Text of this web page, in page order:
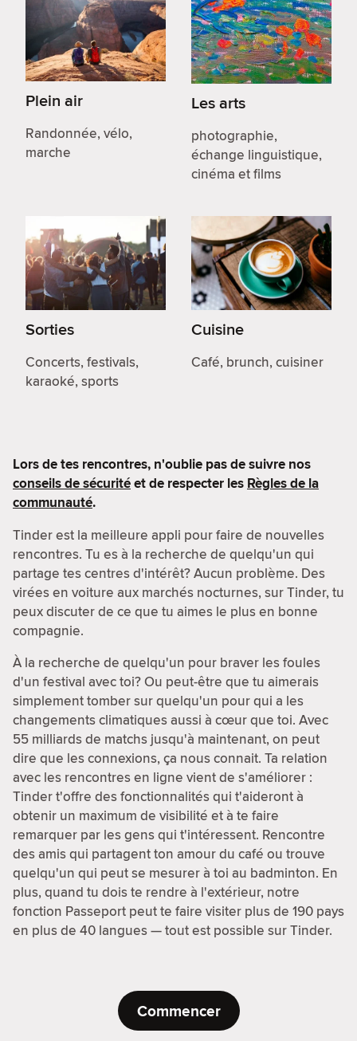
Plein air
Randonnée, vélo,
marche
Les arts
photographie,
échange linguistique,
cinéma et films
Sorties
Concerts, festivals,
karaoké, sports
Cuisine
Café, brunch, cuisiner
Lors de tes rencontres, n'oublie pas de suivre nos
conseils de sécuritéet de respecter les Règles de la
communauté.
Tinder est la meilleure appli pour faire de nouvelles
rencontres. Tu es à la recherche de quelqu'un qui
partage tes centres d'intérêt? Aucun problème. Des
virées en voiture aux marchés nocturnes, sur Tinder, tu
peux discuter de ce que tu aimes le plus en bonne
compagnie.
À la recherche de quelqu'un pour braver les foules
d'un festival avec toi? Ou peut-être que tu aimerais
simplement tomber sur quelqu'un pour qui a les
changements climatiques aussi à cœur que toi. Avec
55 milliards de matchs jusqu'à maintenant, on peut
dire que les connexions, ça nous connait. Ta relation
avec les rencontres en ligne vient de s'améliorer :
Tinder t'offre des fonctionnalités qui t'aideront à
obtenir un maximum de visibilité et à te faire
remarquer par les gens qui t'intéressent. Rencontre
des amis qui partagent ton amour du café ou trouve
quelqu'un qui peut se mesurer à toi au badminton. En
plus, quand tu dois te rendre à l'extérieur, notre
fonction Passeport peut te faire visiter plus de 190 pays
en plus de 40 langues — tout est possible sur Tinder.
Commencer